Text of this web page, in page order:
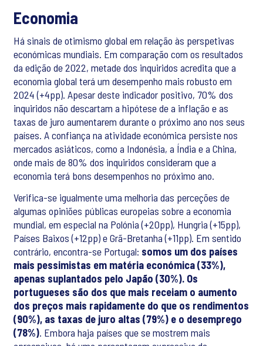
Economia
Há sinais de otimismo global em relação às perspetivas
económicas mundiais. Em comparação com os resultados
da edição de 2022, metade dos inquiridos acredita que a
economia global terá um desempenho mais robusto em
2024 (+4pp). Apesar deste indicador positivo, 70% dos
inquiridos não descartam a hipótese de a inflação e as
taxas de juro aumentarem durante o próximo ano nos seus
países. A confiança na atividade económica persiste nos
mercados asiáticos, como a Indonésia, a Índia e a China,
onde mais de 80% dos inquiridos consideram que a
economia terá bons desempenhos no próximo ano.
Verifica-se igualmente uma melhoria das perceções de
algumas opiniões públicas europeias sobre a economia
mundial, em especial na Polónia (+20pp), Hungria (+15pp),
Países Baixos (+12pp) e Grã-Bretanha (+11pp). Em sentido
contrário, encontra-se Portugal: somos um dos países
mais pessimistas em matéria económica (33%),
apenas suplantados pelo Japão (30%). Os
portugueses são dos que mais receiam o aumento
dos preços mais rapidamente do que os rendimentos
(90%), as taxas de juro altas (79%) e o desemprego
(78%). Embora haja países que se mostrem mais